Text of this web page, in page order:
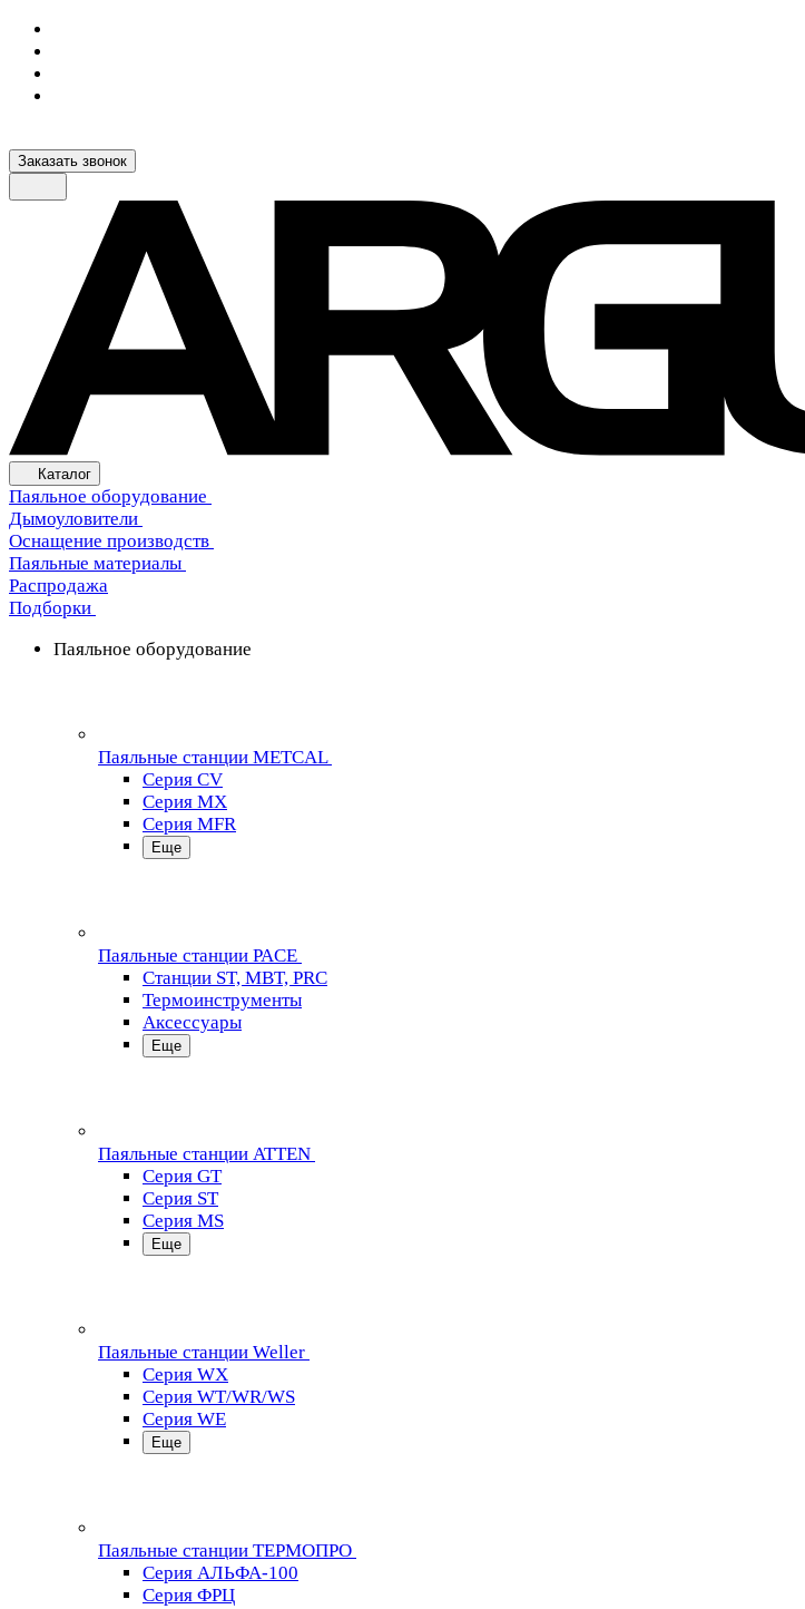
Заказать звонок
Каталог
Паяльное оборудование
Дымоуловители
Оснащение производств
Паяльные материалы
Распродажа
Подборки
Паяльное оборудование
Паяльные станции METCAL
Серия CV
Серия MX
Серия MFR
Еще
Паяльные станции PACE
Станции ST, MBT, PRC
Термоинструменты
Аксессуары
Еще
Паяльные станции ATTEN
Серия GT
Серия ST
Серия MS
Еще
Паяльные станции Weller
Серия WX
Серия WT/WR/WS
Серия WE
Еще
Паяльные станции ТЕРМОПРО
Серия АЛЬФА-100
Серия ФРЦ